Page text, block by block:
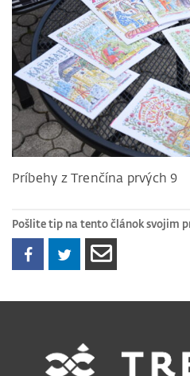
Príbehy z Trenčína prvých 9
Pošlite tip na tento článok svojim